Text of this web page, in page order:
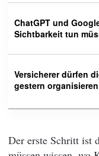
ChatGPT und
Sichtbarkeit tun
Versicherer dürfen
gestern organisieren
Der erste Schritt ist